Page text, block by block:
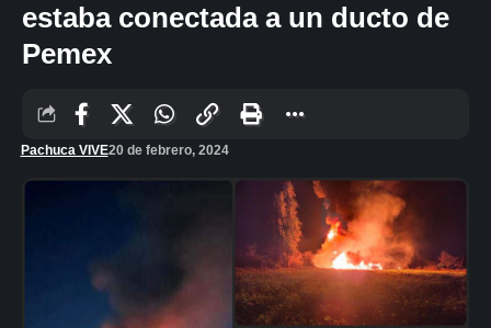
estaba conectada a un ducto de
Pemex
Pachuca VIVE20 de febrero, 2024